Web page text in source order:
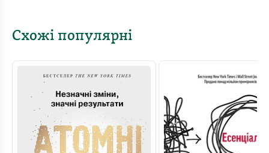
Схожі популярні